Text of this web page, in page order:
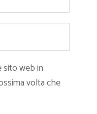
sito web in
volta che